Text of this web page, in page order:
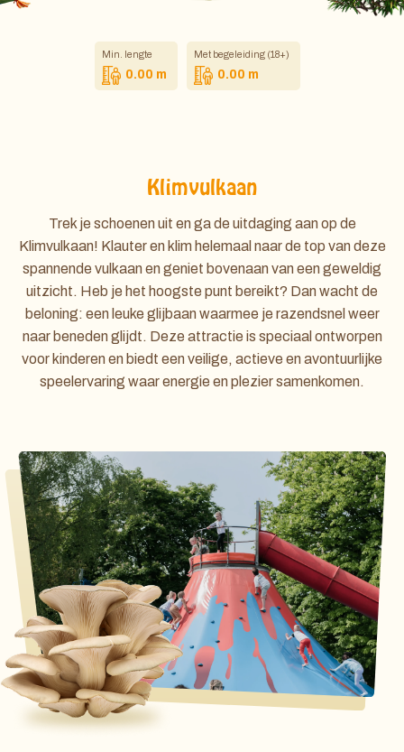
Min. lengte
0.00 m
Met begeleiding (18+)
0.00 m
Klimvulkaan
Trek je schoenen uit en ga de uitdaging aan op de
Klimvulkaan! Klauter en klim helemaal naar de top van deze
spannende vulkaan en geniet bovenaan van een geweldig
uitzicht. Heb je het hoogste punt bereikt? Dan wacht de
beloning: een leuke glijbaan waarmee je razendsnel weer
naar beneden glijdt. Deze attractie is speciaal ontworpen
voor kinderen en biedt een veilige, actieve en avontuurlijke
speelervaring waar energie en plezier samenkomen.